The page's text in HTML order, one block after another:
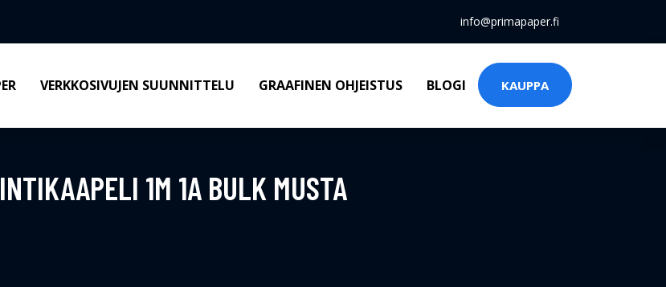
info@primapaper.fi
VERKKOSIVUJEN SUUNNITTELU GRAAFINEN OHJEISTUS BLOGI KAUPPA
1M 1A BULK MUSTA